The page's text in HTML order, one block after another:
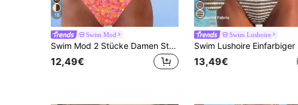
18
Swim Mod
Swim Mod 2 Stücke Damen Strandoutfit, modisch & niedlich für Resort, Strand, Pool Party, elegantes Polka Dot Muster Metall Kette Trägertop und sexy Bikini Unterteil Set
12,49€
Swim Lushoire
13,49€